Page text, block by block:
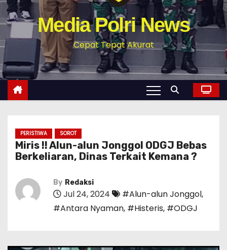
Media Polri News
Cepat Tepat Akurat
PERISTIWA SOROT
Miris !! Alun-alun Jonggol ODGJ Bebas
Berkeliaran, Dinas Terkait Kemana ?
By Redaksi
Jul 24, 2024 #Alun-alun Jonggol,
#Antara Nyaman, #Histeris, #ODGJ